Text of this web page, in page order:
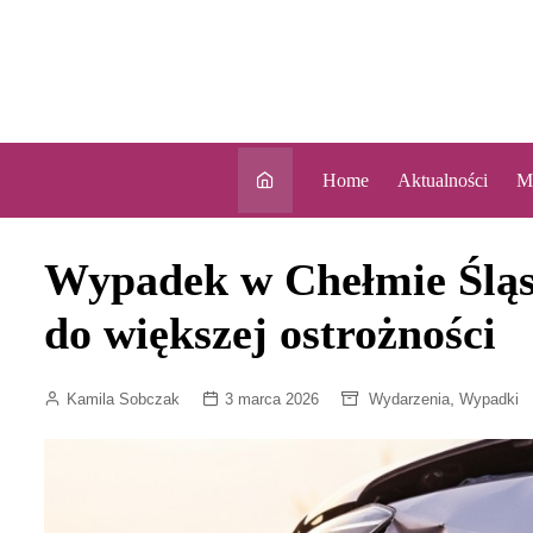
Home Aktualności
Wypadek w Chełmie
do większej ostrożności
Kamila Sobczak 3 marca 2026 Wydarzenia Wypadki